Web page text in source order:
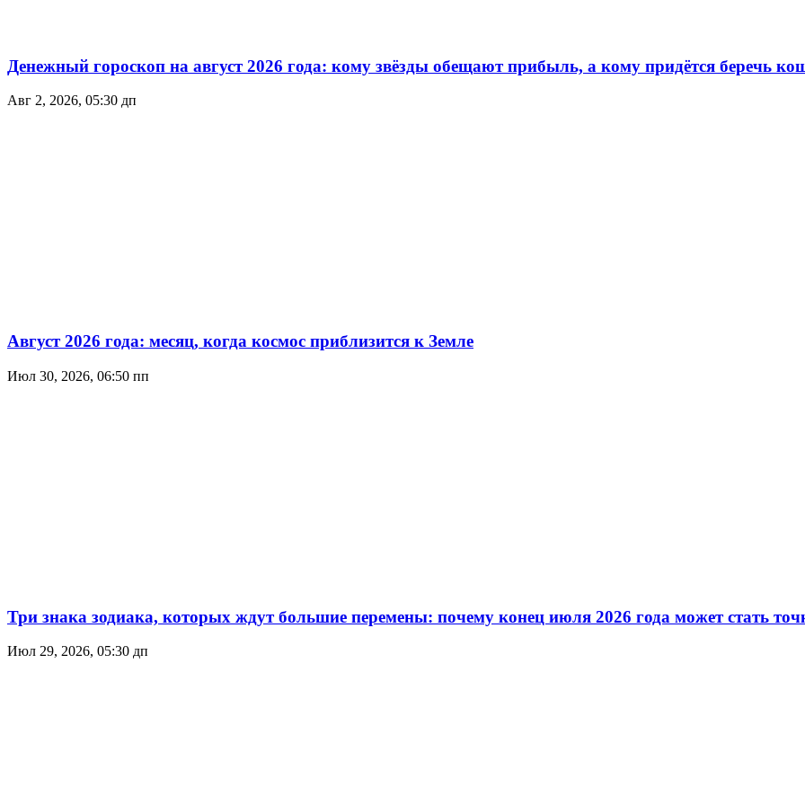
Денежный гороскоп на август 2026 года: кому звёзды обещают прибыль, а кому придётся беречь
Авг 2, 2026, 05:30 дп
Август 2026 года: месяц, когда космос приблизится к Земле
Июл 30, 2026, 06:50 пп
Три знака зодиака, которых ждут большие перемены: почему конец июля 2026 года может стать
Июл 29, 2026, 05:30 дп